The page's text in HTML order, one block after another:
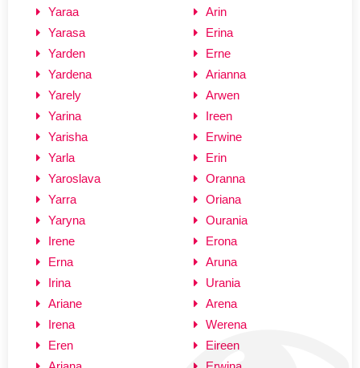
Yaraa
Yarasa
Yarden
Yardena
Yarely
Yarina
Yarisha
Yarla
Yaroslava
Yarra
Yaryna
Irene
Erna
Irina
Ariane
Irena
Eren
Arin
Erina
Erne
Arianna
Arwen
Ireen
Erwine
Erin
Oranna
Oriana
Ourania
Erona
Aruna
Urania
Arena
Werena
Eireen